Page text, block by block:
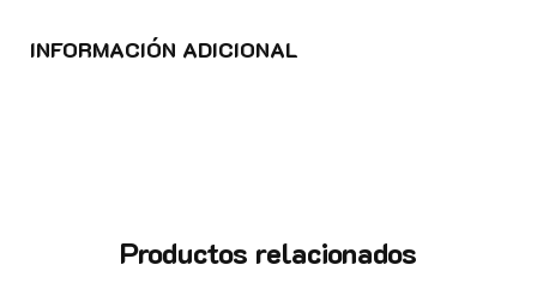
INFORMACIÓN ADICIONAL
Productos relacionados